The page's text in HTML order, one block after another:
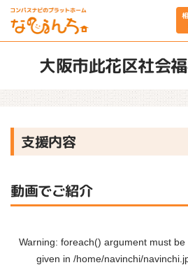
大阪市此花区社会
支援内容
動画でご紹介
Warning: foreach() argument must
given in /home/navinchi/